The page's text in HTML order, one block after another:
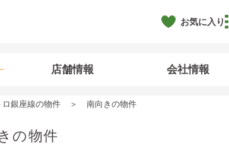
お気に入り
店舗情報 会社情報
ロ銀座線の物件 南向きの物件
の物件